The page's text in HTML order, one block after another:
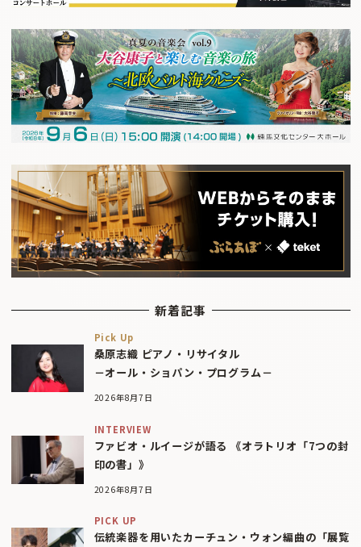
新着記事
Pick Up
桑原志織 ピアノ・リサイタル
－オール・ショパン・プログラム－
2026年8月7日
INTERVIEW
ファビオ・ルイージが語る 《オラトリオ「7つの封
印の書」》
2026年8月7日
PICK UP
伝統楽器を用いたカーチュン・ウォン編曲の「展覧